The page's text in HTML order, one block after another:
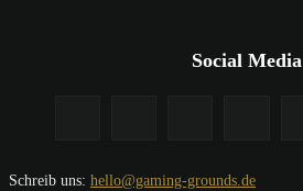
Social Media
Schreib uns: hello@gaming-grounds.de